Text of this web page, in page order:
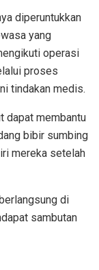
diperuntukkan
yang
operasi
proses
tindakan medis.
dapat membantu
bibir sumbing
mereka setelah
di
sambutan